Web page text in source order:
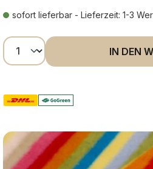
sofort lieferbar - Lieferzeit: 1-3
Produkt Anzahl: Gib
IN DEN